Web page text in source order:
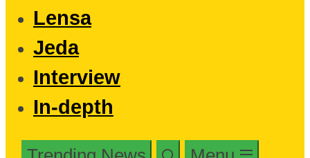
Lensa
Jeda
Interview
In-depth